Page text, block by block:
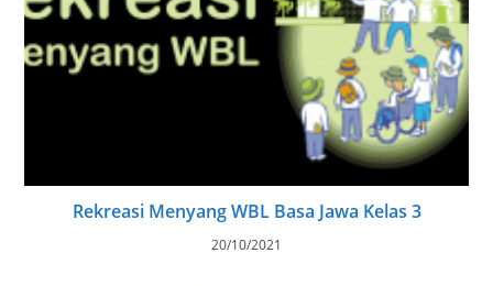
Rekreasi Menyang WBL Basa Jawa Kelas 3
20/10/2021